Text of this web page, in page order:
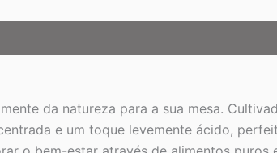
da natureza para a sua mesa.
e um toque levemente ácido,